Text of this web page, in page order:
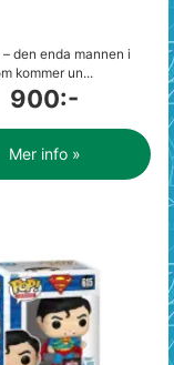
den enda mannen i
kommer un...
900:-
Mer info »